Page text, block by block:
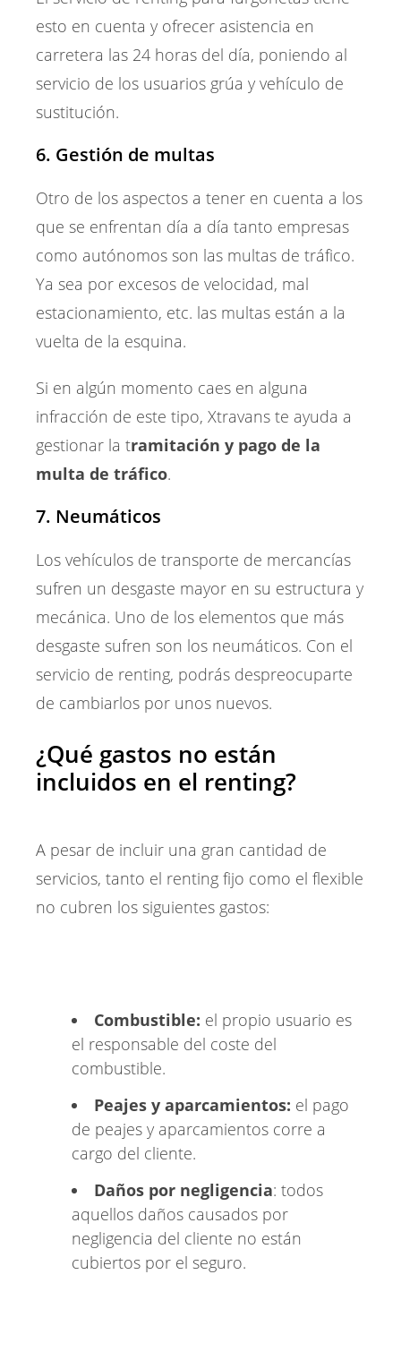
esto en cuenta y ofrecer asistencia en
carretera las 24 horas del día, poniendo al
servicio de los usuarios grúa y vehículo de
sustitución.
6. Gestión de multas
Otro de los aspectos a tener en cuenta a los
que se enfrentan día a día tanto empresas
como autónomos son las multas de tráfico.
Ya sea por excesos de velocidad, mal
estacionamiento, etc. las multas están a la
vuelta de la esquina.
Si en algún momento caes en alguna
infracción de este tipo, Xtravans te ayuda a
gestionar la tramitación y pago de la
multa de tráfico.
7. Neumáticos
Los vehículos de transporte de mercancías
sufren un desgaste mayor en su estructura y
mecánica. Uno de los elementos que más
desgaste sufren son los neumáticos. Con el
servicio de renting, podrás despreocuparte
de cambiarlos por unos nuevos.
¿Qué gastos no están
incluidos en el renting?
A pesar de incluir una gran cantidad de
servicios, tanto el renting fijo como el flexible
no cubren los siguientes gastos:
Combustible: el propio usuario es
el responsable del coste del
combustible.
Peajes y aparcamientos: el pago
de peajes y aparcamientos corre a
cargo del cliente.
Daños por negligencia: todos
aquellos daños causados por
negligencia del cliente no están
cubiertos por el seguro.